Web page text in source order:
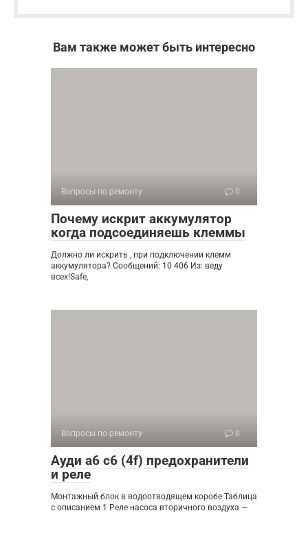
Вам также может быть интересно
Вопросы по ремонту 0
Почему искрит аккумулятор
когда подсоединяешь клеммы
Должно ли искрить , при подключении клемм
аккумулятора? Сообщений: 10 406 Из: веду
всех!Safe,
Вопросы по ремонту 0
Ауди а6 с6 (4f) предохранители
и реле
Монтажный блок в водоотводящем коробе Таблица
с описанием 1 Реле насоса вторичного воздуха —